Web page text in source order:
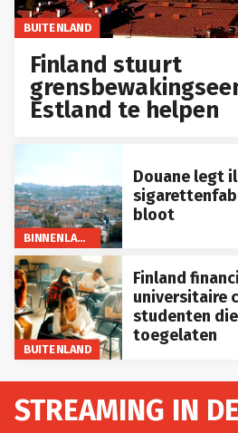
BUITENLAND
Finland stuurt
Estland te helpen
BINNENLAND
Douane legt
bloot
BUITENLAND
Finland
universitaire
studenten
toegelaten
STREAMING IN